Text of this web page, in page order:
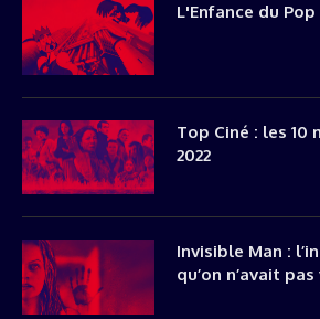
L'Enfance du
Top Ciné : les 10
2022
Invisible Man :
qu’on n’avait